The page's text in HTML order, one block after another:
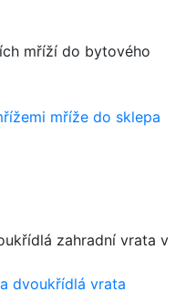
mříží do bytového
mříže do sklepa
zahradní vrata v
dvoukřídlá vrata